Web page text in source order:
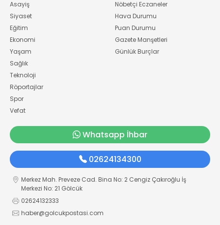
Asayiş
Siyaset
Eğitim
Ekonomi
Yaşam
Sağlık
Teknoloji
Röportajlar
Spor
Vefat
Nöbetçi Eczaneler
Hava Durumu
Puan Durumu
Gazete Manşetleri
Günlük Burçlar
Whatsapp İhbar
02624134300
Merkez Mah. Preveze Cad. Bina No: 2 Cengiz Çakıroğlu İş
Merkezi No: 21 Gölcük
02624132333
haber@golcukpostasi.com